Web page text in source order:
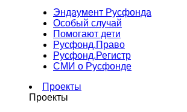
Эндаумент Русфонда
Особый случай
Помогают дети
Русфонд.Право
Русфонд.Регистр
СМИ о Русфонде
Проекты
Проекты